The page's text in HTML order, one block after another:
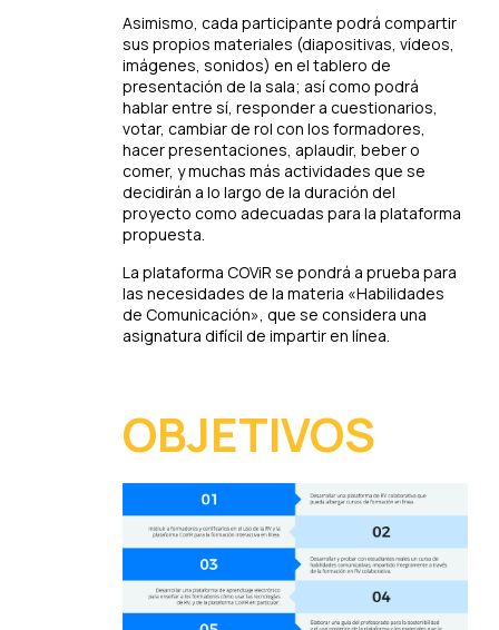
Asimismo, cada participante podrá compartir
sus propios materiales (diapositivas, vídeos,
imágenes, sonidos) en el tablero de
presentación de la sala; así como podrá
hablar entre sí, responder a cuestionarios,
votar, cambiar de rol con los formadores,
hacer presentaciones, aplaudir, beber o
comer, y muchas más actividades que se
decidirán a lo largo de la duración del
proyecto como adecuadas para la plataforma
propuesta.
La plataforma COViR se pondrá a prueba para
las necesidades de la materia «Habilidades
de Comunicación», que se considera una
asignatura difícil de impartir en línea.
OBJETIVOS